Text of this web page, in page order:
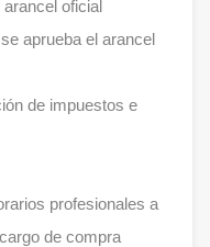
oficial
aprueba el arancel
de impuestos e
profesionales a
de compra